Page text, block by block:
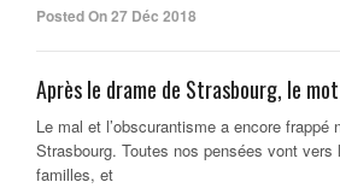
Posted On 27 Déc 2018
Après le drame de Strasbourg, le mot
Le mal et l’obscurantisme a encore frappé
Strasbourg. Toutes nos pensées vont
familles, et